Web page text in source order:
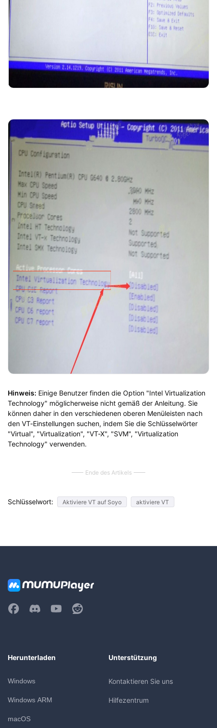
Hinweis: Einige Benutzer finden die Option "Intel Virtualization
Technology" möglicherweise nicht gemäß der Anleitung. Sie
können daher in den verschiedenen oberen Menüleisten nach
den VT-Einstellungen suchen, indem Sie die Schlüsselwörter
"Virtual", "Virtualization", "VT-X", "SVM", "Virtualization
Technology" verwenden.
Ende des Artikels
Schlüsselwort: Aktiviere VT auf Soyo aktiviere VT
Herunterladen
Windows
Windows ARM
macOS
Unterstützung
Kontaktieren Sie uns
Hilfezentrum